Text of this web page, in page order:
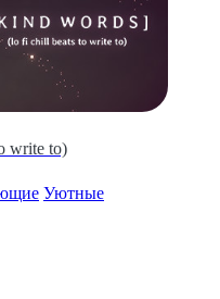
write to)
Уютные